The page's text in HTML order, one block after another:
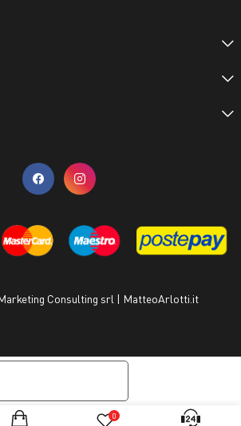
0
Consulting srl | MatteoArlotti.it